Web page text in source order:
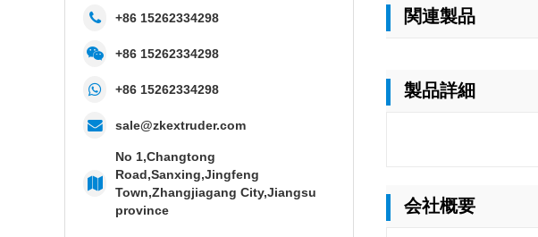
+86 15262334298
+86 15262334298
+86 15262334298
sale@zkextruder.com
No 1,Changtong
Road,Sanxing,Jingfeng
Town,Zhangjiagang City,Jiangsu
province
関連製品
製品詳細
会社概要